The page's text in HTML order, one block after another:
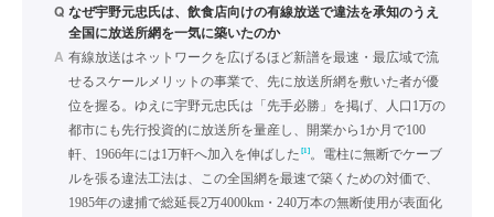
Q なぜ宇野元忠氏は、飲食店向けの有線放送で違法を承知のうえ
全国に放送所網を一気に築いたのか
A 有線放送はネットワークを広げるほど新譜を最速・最広域で流
せるスケールメリットの事業で、先に放送所網を敷いた者が優
位を握る。ゆえに宇野元忠氏は「先手必勝」を掲げ、人口1万の
都市にも先行投資的に放送所を量産し、開業から1か月で100
軒、1966年には1万軒へ加入を伸ばした [1]。電柱に無断でケーブ
ルを張る違法工法は、この全国網を最速で築くための対価で、
1985年の逮捕で総延長2万4000km・240万本の無断使用が表面化